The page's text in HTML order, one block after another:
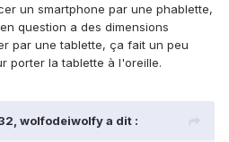
un smartphone par une phablette,
question a des dimensions
par une tablette, ça fait un peu
porter la tablette à l'oreille.
wolfodeiwolfy a dit :